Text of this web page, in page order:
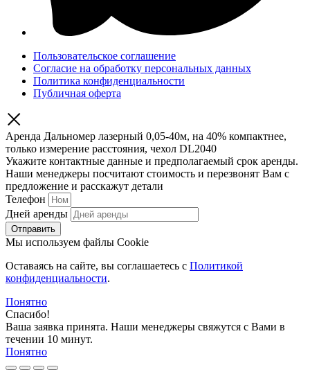
Пользовательское соглашение
Согласие на обработку персональных данных
Политика конфиденциальности
Публичная оферта
Аренда Дальномер лазерный 0,05-40м, на 40% компактнее,
только измерение расстояния, чехол DL2040
Укажите контактные данные и предполагаемый срок аренды.
Наши менеджеры посчитают стоимость и перезвонят Вам с
предложение и расскажут детали
Телефон
Дней аренды
Отправить
Мы используем файлы Cookie
Оставаясь на сайте, вы соглашаетесь c Политикой
конфиденциальности.
Понятно
Спасибо!
Ваша заявка принята. Наши менеджеры свяжутся с Вами в
течении 10 минут.
Понятно